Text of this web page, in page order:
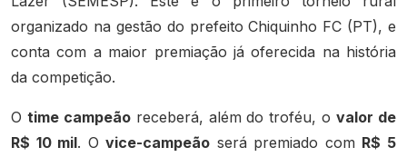
organizado na gestão do prefeito Chiquinho FC (PT), e
conta com a maior premiação já oferecida na história
da competição.
O time campeãoreceberá, além do troféu, ovalor de
R$ 10 mil. Ovice-campeão será premiado com R$ 5